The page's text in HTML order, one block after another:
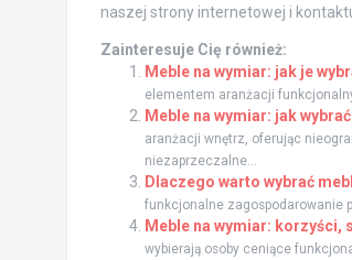
naszej strony internetowej i
Zainteresuje Cię również:
Meble na wymiar: jak je
elementem aranżacji
Meble na wymiar: jak
aranżacji wnętrz, oferując
niezaprzeczalne...
Dlaczego warto wybrać
funkcjonalne zagospodarowanie
Meble na wymiar: korzyści,
wybierają osoby ceniące